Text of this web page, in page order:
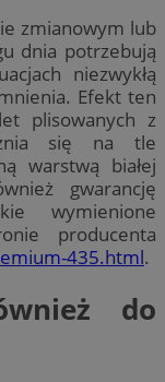
zmianowym lub
dnia potrzebują
niezwykłą
Efekt ten
plisowanych z
się na tle
warstwą białej
gwarancję
wymienione
producenta
435.html.
do